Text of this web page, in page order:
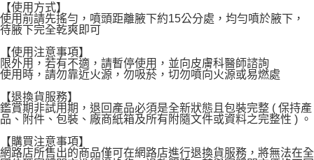
【使用方式】
使用前請先搖勻，噴頭距離腋下約15公分處，均勻噴於腋下，
待腋下完全乾爽即可
【使用注意事項】
限外用，若有不適，請暫停使用，並向皮膚科醫師諮詢
使用時，請勿靠近火源，勿吸菸，切勿噴向火源或易燃處
【退換貨服務】
鑑賞期非試用期，退回產品必須是全新狀態且包裝完整 ( 保持產
品、附件、包裝、廠商紙箱及所有附隨文件或資料之完整性 ) 。
【購買注意事項】
網路店所售出的商品僅可在網路店進行退換貨服務，將無法在全